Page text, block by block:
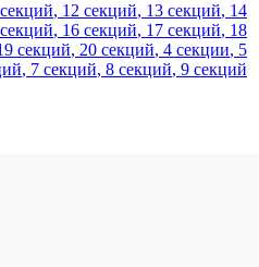
, 12 секций, 13 секций, 14
, 16 секций, 17 секций, 18
секций, 20 секций, 4 секции, 5
, 7 секций, 8 секций, 9 секций